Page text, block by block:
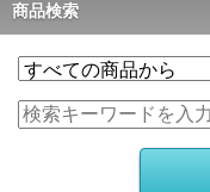
商品検索